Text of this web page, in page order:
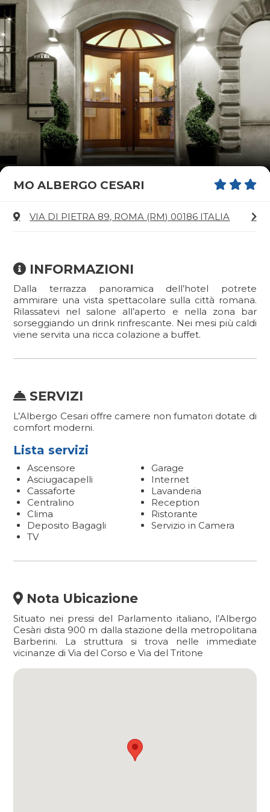
MO ALBERGO CESARI
VIA DI PIETRA 89, ROMA (RM) 00186 ITALIA
INFORMAZIONI
Dalla terrazza panoramica dell’hotel potrete
ammirare una vista spettacolare sulla città romana.
Rilassatevi nel salone all’aperto e nella zona bar
sorseggiando un drink rinfrescante. Nei mesi più caldi
viene servita una ricca colazione a buffet.
SERVIZI
L’Albergo Cesari offre camere non fumatori dotate di
comfort moderni.
Lista servizi
Ascensore
Asciugacapelli
Cassaforte
Centralino
Clima
Deposito Bagagli
Garage
Internet
Lavanderia
Reception
Ristorante
Servizio in Camera
TV
Nota Ubicazione
Situato nei pressi del Parlamento italiano, l’Albergo
Cesàri dista 900 m dalla stazione della metropolitana
Barberini. La struttura si trova nelle immediate
vicinanze di Via del Corso e Via del Tritone